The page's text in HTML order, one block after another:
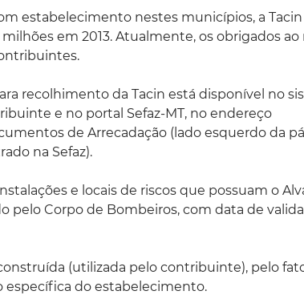
estabelecimento nestes municípios, a
em 2013. Atualmente, os obrigados
recolhimento da Tacin está disponível no
e no portal Sefaz-MT, no endereço
de Arrecadação (lado esquerdo da
na Sefaz).
e locais de riscos que possuam o
pelo Corpo de Bombeiros, com data de
(utilizada pelo contribuinte), pelo
específica do estabelecimento.